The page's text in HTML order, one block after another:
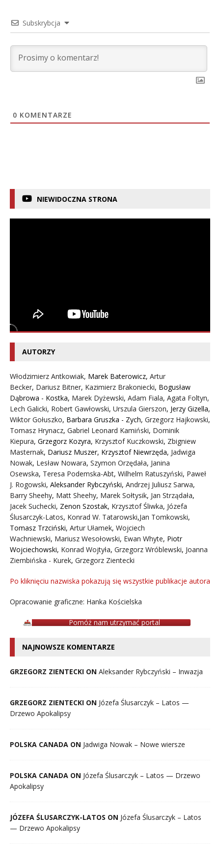
Subskrybcja
0 KOMENTARZE
NIEWIDOCZNA STRONA
AUTORZY
Włodzimierz Antkowiak, Marek Baterowicz, Artur
Becker, Dariusz Bitner, Kazimierz Brakoniecki, Bogusław
Dąbrowa - Kostka, Marek Dyżewski, Adam Fiala, Agata Foltyn,
Lech Galicki, Robert Gawłowski, Urszula Gierszon, Jerzy Gizella,
Wiktor Gołuszko, Barbara Gruszka - Zych, Grzegorz Hajkowski,
Tomasz Hrynacz, Gabriel Leonard Kamiński, Dominik
Kiepura, Grzegorz Kozyra, Krzysztof Kuczkowski, Zbigniew
Masternak, Dariusz Muszer, Krzysztof Niewrzęda, Jadwiga
Nowak, Lesław Nowara, Szymon Orzędała, Janina
Osewska, Teresa Podemska-Abt, Wilhelm Ratuszyński, Paweł
J. Rogowski, Aleksander Rybczyński, Andrzej Juliusz Sarwa,
Barry Sheehy, Matt Sheehy, Marek Sołtysik, Jan Strządała,
Jacek Suchecki, Zenon Szostak, Krzysztof Śliwka, Józefa
Ślusarczyk-Latos, Konrad W. Tatarowski,Jan Tomkowski,
Tomasz Trzciński, Artur Ułamek, Wojciech
Wachniewski, Mariusz Wesołowski, Ewan Whyte, Piotr
Wojciechowski, Konrad Wojtyła, Grzegorz Wróblewski, Joanna
Ziembińska - Kurek, Grzegorz Zientecki
Po kliknięciu nazwiska pokazują się wszystkie publikacje autora
Opracowanie graficzne: Hanka Kościelska
Pomóż nam utrzymać portal
NAJNOWSZE KOMENTARZE
GRZEGORZ ZIENTECKI ON Aleksander Rybczyński – Inwazja
GRZEGORZ ZIENTECKI ON Józefa Ślusarczyk – Latos —
Drzewo Apokalipsy
POLSKA CANADA ON Jadwiga Nowak – Nowe wiersze
POLSKA CANADA ON Józefa Ślusarczyk – Latos — Drzewo
Apokalipsy
JÓZEFA ŚLUSARCZYK-LATOS ON Józefa Ślusarczyk – Latos
— Drzewo Apokalipsy